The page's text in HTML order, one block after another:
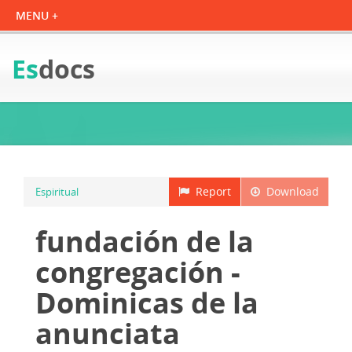
Esdocs
Download
Report
Espiritual
fundación de la
congregación -
Dominicas de la
anunciata